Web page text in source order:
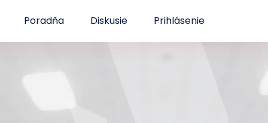
Poradňa Diskusie Prihlásenie